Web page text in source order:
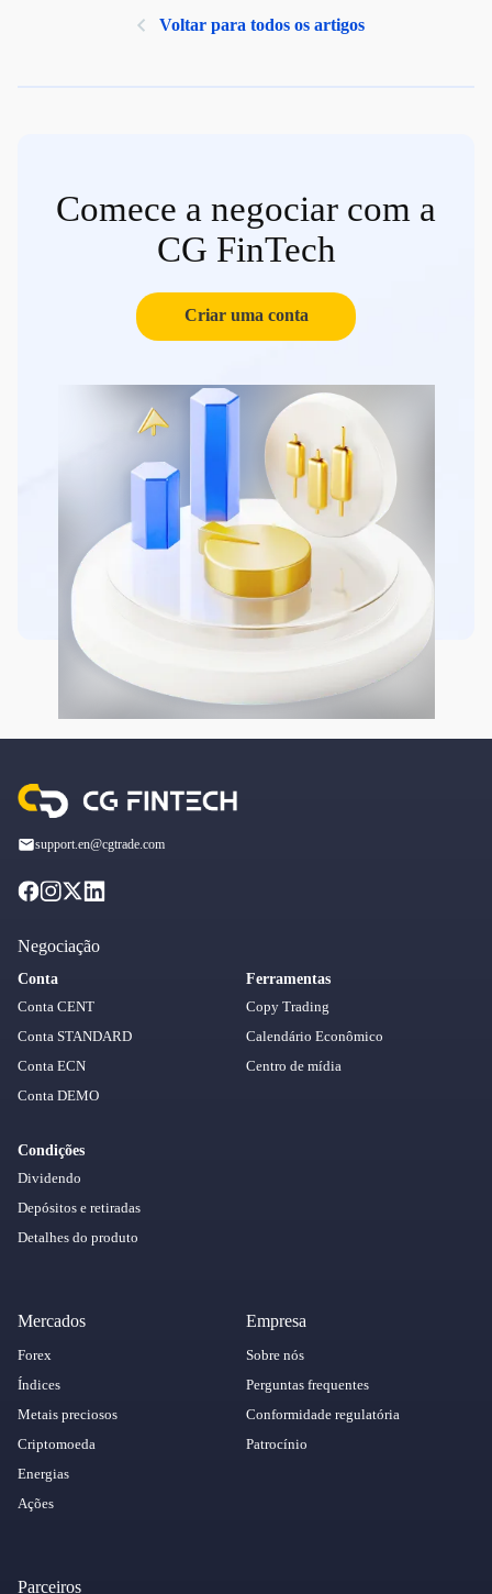
Voltar para todos os artigos
Comece a negociar com a
CG FinTech
Criar uma conta
support.en@cgtrade.com
Negociação
Conta
Conta CENT
Conta STANDARD
Conta ECN
Conta DEMO
Condições
Dividendo
Depósitos e retiradas
Detalhes do produto
Ferramentas
Copy Trading
Calendário Econômico
Centro de mídia
Mercados
Forex
Índices
Metais preciosos
Criptomoeda
Energias
Ações
Empresa
Sobre nós
Perguntas frequentes
Conformidade regulatória
Patrocínio
Parceiros